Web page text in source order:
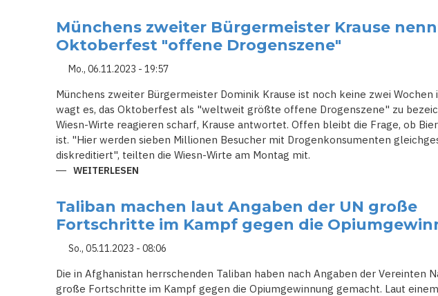
SYNTHETISCHER
DROGEN
IN
RUSSLAND
RÜCKKEHRENDEN
AUS
DER
UKRAINE
Münchens zweiter Bürgermeister Krause
Oktoberfest "offene Drogenszene"
Mo., 06.11.2023 - 19:57
Münchens zweiter Bürgermeister Dominik Krause ist noch keine zwei Wochen
wagt es, das Oktoberfest als "weltweit größte offene Drogenszene" zu
Wiesn-Wirte reagieren scharf, Krause antwortet. Offen bleibt die Frage, ob
ist. "Hier werden sieben Millionen Besucher mit Drogenkonsumenten
diskreditiert", teilten die Wiesn-Wirte am Montag mit.
WEITERLESEN
BÜRGERMEISTER
KRAUSE
NENNT
OKTOBERFEST
DROGENSZENE"
Taliban machen laut Angaben der UN große
Fortschritte im Kampf gegen die
So., 05.11.2023 - 08:06
Die in Afghanistan herrschenden Taliban haben nach Angaben der Vereinten
große Fortschritte im Kampf gegen die Opiumgewinnung gemacht. Laut